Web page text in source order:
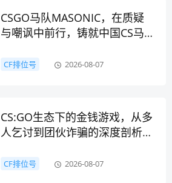
CSGO马队MASONIC，在质疑
与嘲讽中前行，铸就中国CS马
CF排位号 2026-08-07
CS:GO生态下的金钱游戏，从多
人乞讨到团伙诈骗的深度剖析
CF排位号 2026-08-07